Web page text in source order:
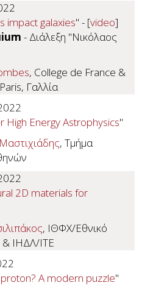
impact galaxies" - [video]
- Διάλεξη "Νικόλαος
, College de France &
Γαλλία
High Energy Astrophysics"
, Τμήμα
2D materials for
, ΙΘΦΧ/Εθνικό
ΙΗΔΛ/ΙΤΕ
A modern puzzle"